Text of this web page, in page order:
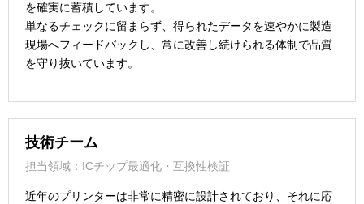
を確実に蓄積しています。
単なるチェックに留まらず、得られたデータを速やかに製造
現場へフィードバックし、常に改善し続けられる体制で品質
を守り抜いています。
技術チーム
担当領域：ICチップ最適化・互換性検証
近年のプリンターは非常に精密に設計されており、それに応